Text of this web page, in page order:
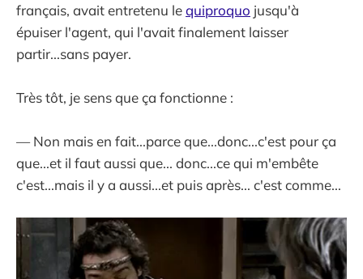
français, avait entretenu lequiproquo jusqu'à
épuiser l'agent, qui l'avait finalement laisser
partir...sans payer.
Très tôt, je sens que ça fonctionne :
— Non mais en fait...parce que...donc...c'est pour ça
que...et il faut aussi que... donc...ce qui m'embête
c'est...mais il y a aussi...et puis après... c'est comme...